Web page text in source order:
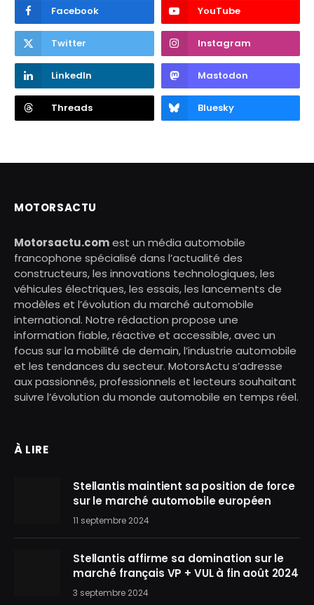
Facebook YouTube
Twitter Instagram
LinkedIn Mastodon
Threads Bluesky
MOTORSACTU
Motorsactu.comest un média automobile
francophone spécialisé dans l’actualité des
constructeurs, les innovations technologiques, les
véhicules électriques, les essais, les lancements de
modèles et l’évolution du marché automobile
international. Notre rédaction propose une
information fiable, réactive et accessible, avec un
focus sur la mobilité de demain, l’industrie automobile
et les tendances du secteur. MotorsActu s’adresse
aux passionnés, professionnels et lecteurs souhaitant
suivre l’évolution du monde automobile en temps réel.
À LIRE
Stellantis maintient sa position de force
sur le marché automobile européen
11 septembre 2024
Stellantis affirme sa domination sur le
marché français VP + VUL à fin août 2024
3 septembre 2024